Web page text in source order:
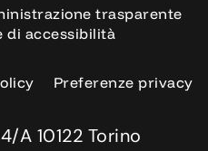
trasparente
di accessibilità
Preferenze privacy
A 10122 Torino